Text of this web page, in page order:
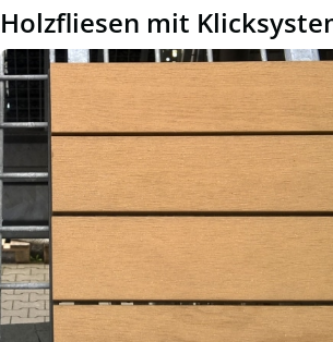
Holzfliesen mit